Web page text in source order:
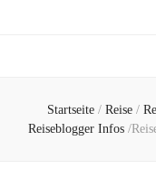
Startseite / Reise /
Reiseblogger Infos /